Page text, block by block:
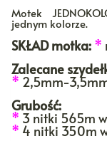
Motek
jednym kolorze.
SKŁAD motka: *
Zalecane
* 2,5mm-
Grubość:
* 3 nitki 565m
* 4 nitki 350m